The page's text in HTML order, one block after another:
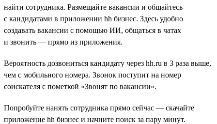
найти сотрудника. Размещайте вакансии и общайтесь
с кандидатами в приложении hh бизнес. Здесь удобно
создавать вакансии с помощью ИИ, общаться в чатах
и звонить — прямо из приложения.
Вероятность дозвониться кандидату через hh.ru в 3 раза выше,
чем с мобильного номера. Звонок поступит на номер
соискателя с пометкой «Звонят по вакансии».
Попробуйте нанять сотрудника прямо сейчас — скачайте
приложение hh бизнес и начните поиск за пару минут.